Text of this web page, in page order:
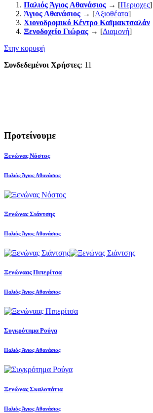
Παλιός Άγιος Αθανάσιος → [Περιοχες]
Άγιος Αθανάσιος → [Αξιοθέατα]
Χιονοδρομικό Κέντρο Καϊμακτσαλάν
Ξενοδοχείο Γιώρας → [Διαμονή]
Στην κορυφή
Συνδεδεμένοι Χρήστες: 11
Προτείνουμε
Ξενώνας Νόστος
Παλιός Άγιος Αθανάσιος
Ξενώνας Σιάντσης
Παλιός Άγιος Αθανάσιος
Ξενώναας Πιπερίτσα
Παλιός Άγιος Αθανάσιος
Συγκρότημα Ρούγα
Παλιός Άγιος Αθανάσιος
Ξενώνας Σκαλοπάτια
Παλιός Άγιος Αθανάσιος